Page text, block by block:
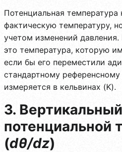
Потенциальная
фактическую температуру,
учетом изменений давления.
это температура, которую
если бы его переместили
стандартному
измеряется в кельвинах (K).
3.
потенциальной
(dθ/dz)